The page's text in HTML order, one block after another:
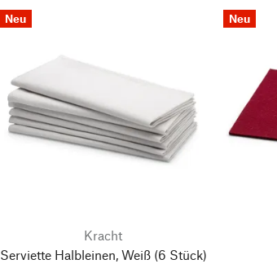
Neu
Kracht
Serviette Halbleinen, Weiß(6 Stück)
Neu